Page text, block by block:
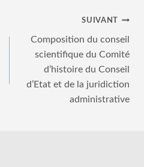
SUIVANT
Composition du conseil
scientifique du Comité
d’histoire du Conseil
d’Etat et de la juridiction
administrative